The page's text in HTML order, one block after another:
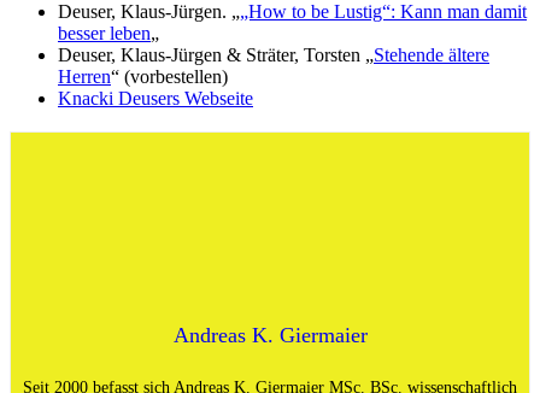
Deuser, Klaus-Jürgen. „„How to be Lustig“: Kann man damit
besser leben„
Deuser, Klaus-Jürgen & Sträter, Torsten „Stehende ältere
Herren“ (vorbestellen)
Knacki Deusers Webseite
Andreas K. Giermaier
Seit 2000 befasst sich Andreas K. Giermaier MSc. BSc. wissenschaftlich